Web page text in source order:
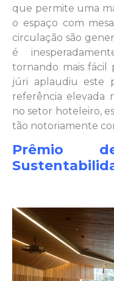
que permite uma
o espaço com
circulação são
é
tornando mais fácil
júri aplaudiu este
referência elevada
no setor hoteleiro,
tão notoriamente
Prêmio